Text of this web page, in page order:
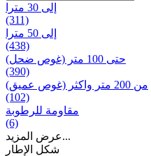
إلى 30 مترا
(311)
إلى 50 مترا
(438)
حتى 100 متر (غوص ضحل)
(390)
من 200 متر واکثر (غوص عميق)
(102)
مقاومة للرطوبة
(6)
عرض المزيد...
شكل الإطار